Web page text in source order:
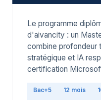
Le programme
d'aivancity : un
combine profondeur
stratégique et IA
certification
Bac+5 12 mois